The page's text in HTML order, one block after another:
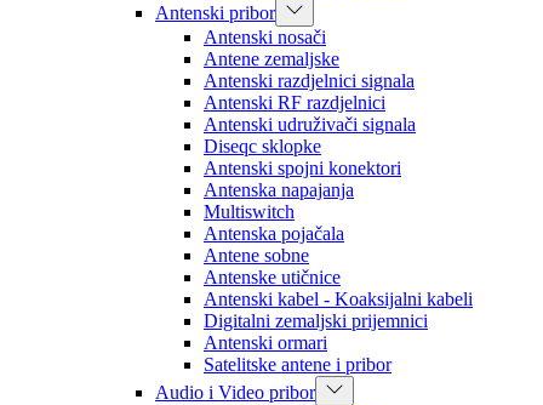
Antenski pribor
Antenski nosači
Antene zemaljske
Antenski razdjelnici signala
Antenski RF razdjelnici
Antenski udruživači signala
Diseqc sklopke
Antenski spojni konektori
Antenska napajanja
Multiswitch
Antenska pojačala
Antene sobne
Antenske utičnice
Antenski kabel - Koaksijalni kabeli
Digitalni zemaljski prijemnici
Antenski ormari
Satelitske antene i pribor
Audio i Video pribor